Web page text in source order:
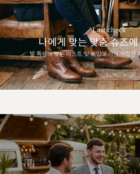
Last check
나에게 맞는 맞춤 슈즈
발 특성에 맞는 라스트 및 쉐입에 가장 적합한